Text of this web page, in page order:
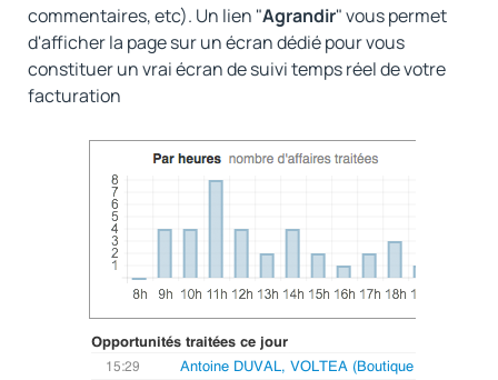
commentaires, etc). Un lien "Agrandir" vous permet
d'afficher la page sur un écran dédié pour vous
constituer un vrai écran de suivi temps réel de votre
facturation